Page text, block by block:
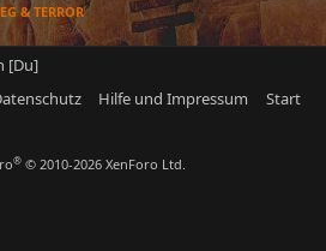
& TERROR
[Du]
Hilfe und Impressum Start
® © 2010-2026 XenForo Ltd.